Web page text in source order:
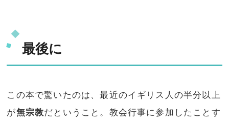
最後に
この本で驚いたのは、最近のイギリス人の半分以上
が無宗教だということ。教会行事に参加したことす